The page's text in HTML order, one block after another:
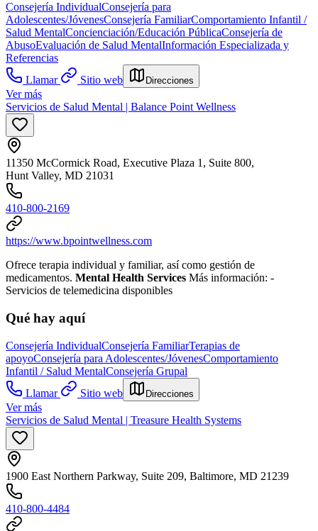
Consejería IndividualConsejería para
Adolescentes/JóvenesConsejería FamiliarComportamiento Infantil /
Salud MentalConcienciación/Educación PúblicaConsejería de
AbusoEvaluación de Salud MentalInformación Especializada y
Referencias
Llamar
Sitio web Direcciones
Ver más
Servicios de Salud Mental | Balance Point Wellness
11350 McCormick Road, Executive Plaza 1, Suite 800,
Hunt Valley, MD 21031
410-800-2169
https://www.bpointwellness.com
Ofrece terapia individual y familiar, así como gestión de
medicamentos. Mental Health Services Más información: -
Servicios de telemedicina disponibles
Qué hay aquí
Consejería IndividualConsejería FamiliarTerapias de
apoyoConsejería para Adolescentes/JóvenesComportamiento
Infantil / Salud MentalConsejería Grupal
Llamar
Sitio web Direcciones
Ver más
Servicios de Salud Mental | Treasure Health Systems
1900 East Northern Parkway, Suite 209, Baltimore, MD 21239
410-800-4484